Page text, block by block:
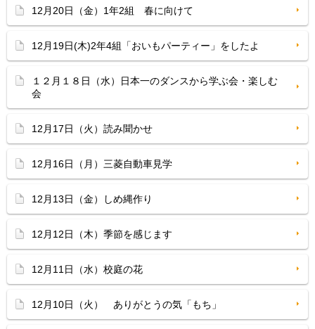
12月20日（金）1年2組 春に向けて
12月19日(木)2年4組「おいもパーティー」をしたよ
１２月１８日（水）日本一のダンスから学ぶ会・楽しむ
会
12月17日（火）読み聞かせ
12月16日（月）三菱自動車見学
12月13日（金）しめ縄作り
12月12日（木）季節を感じます
12月11日（水）校庭の花
12月10日（火） ありがとうの気「もち」